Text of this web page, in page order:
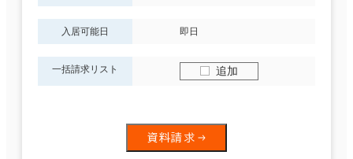
入居可能日 即日
一括請求リスト 追加
資料請求